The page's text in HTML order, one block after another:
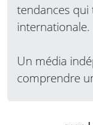
tendances
internationale.
Un média
comprendre